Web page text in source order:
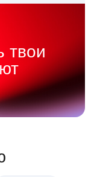
твои